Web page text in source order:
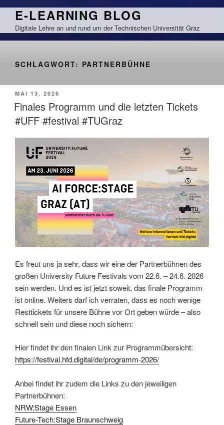
Zum
springen
E-LEARNING BLOG
Digitale Lehre an und rund um der Technischen Universität Graz
SCHLAGWORT: PARTNERBÜHNE
VERÖFFENTLICHT
AM
MAI 13, 2026
Finales Programm und die letzten Tickets
#UFF #festival #TUGraz
Es freut uns ja sehr, dass wir eine der Partnerbühnen des
großen University Future Festivals vom 22.6. – 24.6. 2026
sein werden. Und es ist jetzt soweit, das finale Programm
ist online. Weiters darf ich verraten, dass es noch wenige
Resttickets für unsere Bühne vor Ort geben würde – also
schnell sein und diese noch sichern:
Hier findet ihr den finalen Link zur Programmübersicht:
https://festival.hfd.digital/de/programm-2026/
Anbei findet ihr zudem die Links zu den jeweiligen
Partnerbühnen:
NRW:Stage Essen
Future-Tech:Stage Braunschweig